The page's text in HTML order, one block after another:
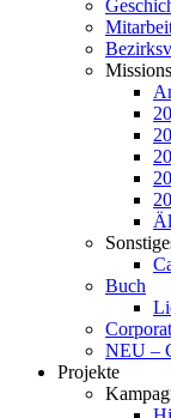
Buch
NEU –
Projekte